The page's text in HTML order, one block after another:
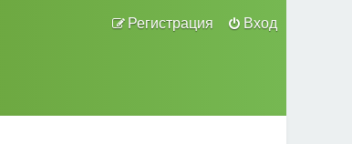
Вход
Регистрация